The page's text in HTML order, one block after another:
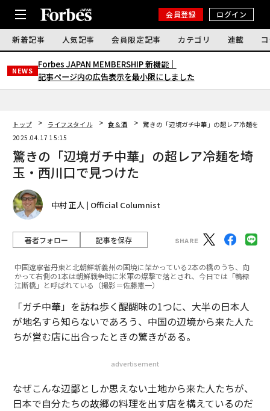
会員登録 ログイン
新着記事 人気記事 会員限定記事 カテゴリ 連載
NEWS
Forbes JAPAN MEMBERSHIP 新機能｜
記事ページ内の広告表示を最小限にしました
トップ ライフスタイル 食＆酒
驚きの「辺境ガチ中華」の超レア冷麺を埼
2025.04.17 15:15
驚きの「辺境ガチ中華」の超レア冷麺を埼
玉・西川口で見つけた
中村 正人 | Official Columnist
著者フォロー 記事を保存
中国遼寧省丹東と北朝鮮新義州の国境に架かっている2本の橋のうち、向
かって右側の1本は朝鮮戦争時に米軍の爆撃で落とされ、今日では「鴨緑
江断橋」と呼ばれている（撮影＝佐藤憲一）
「ガチ中華」を訪ね歩く醍醐味の1つに、大半の日本人
が地名すら知らないであろう、中国の辺境から来た人た
ちが営む店に出合ったときの驚きがある。
advertisement
なぜこんな辺鄙としか思えない土地から来た人たちが、
日本で自分たちの故郷の料理を出す店を構えているのだ